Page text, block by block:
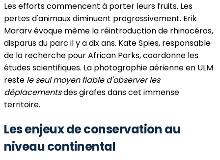
Les efforts commencent à porter leurs fruits. Les
pertes d'animaux diminuent progressivement. Erik
Mararv évoque même la réintroduction de rhinocéros,
disparus du parc il y a dix ans. Kate Spies, responsable
de la recherche pour African Parks, coordonne les
études scientifiques. La photographie aérienne en ULM
reste le seul moyen fiable d'observer les
déplacementsdes girafes dans cet immense
territoire.
Les enjeux de conservation au
niveau continental